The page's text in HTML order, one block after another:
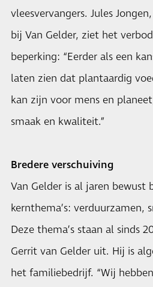
vleesvervangers. Jules
bij Van Gelder, ziet het
beperking: “Eerder als een
laten zien dat plantaardig
kan zijn voor mens en
smaak en kwaliteit.”
Bredere verschuiving
Van Gelder is al jaren bewust
kernthema’s: verduurzamen,
Deze thema’s staan al sinds
Gerrit van Gelder uit. Hij is
het familiebedrijf. “Wij